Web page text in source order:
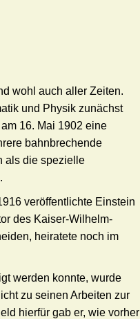
wohl auch aller Zeiten.
und Physik zunächst
16. Mai 1902 eine
bahnbrechende
als die spezielle
veröffentlichte Einstein
des Kaiser-Wilhelm-
heiratete noch im
werden konnte, wurde
zu seinen Arbeiten zur
hierfür gab er, wie vorher